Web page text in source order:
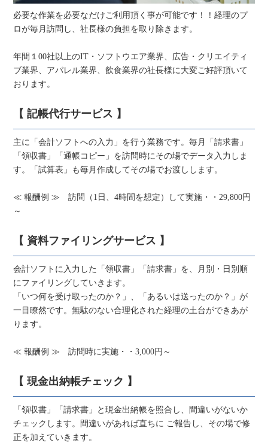
必要な作業を必要なだけご利用頂く事が可能です！！経理のプ
ロが毎月訪問し、社長様の負担を取り除きます。
年間１00社以上のIT・ソフトウエア業界、広告・クリエイティ
ブ業界、アパレル業界、飲食業界の社長様に大変ご好評頂いて
おります。
【 記帳代行サービス 】
主に「会計ソフトへの入力」を行う業務です。毎月「請求書」
「領収書」「通帳コピー」を訪問時にその場でデータ入力しま
す。「試算表」も毎月作成してその場でお渡しします。
≪ 報酬例 ≫ 訪問（1日、4時間を想定）して実施・・29,800円
～
【 資料ファイリングサービス 】
会計ソフトに入力した「領収書」「請求書」を、月別・日別順
にファイリングしていきます。
「いつ何を受け取ったのか？」、「あるいは送ったのか？」が
一目瞭然です。無駄のない合理化された経理の土台ができあが
ります。
≪ 報酬例 ≫ 訪問時に実施・・3,000円～
【 現金出納帳チェック 】
「領収書」「請求書」と現金出納帳を照合し、間違いがないか
チェックします。間違いがあれば直ちに ご報告し、その場で修
正を加えていきます。